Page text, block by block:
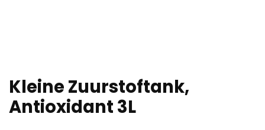
Kleine Zuurstoftank,
Antioxidant 3L